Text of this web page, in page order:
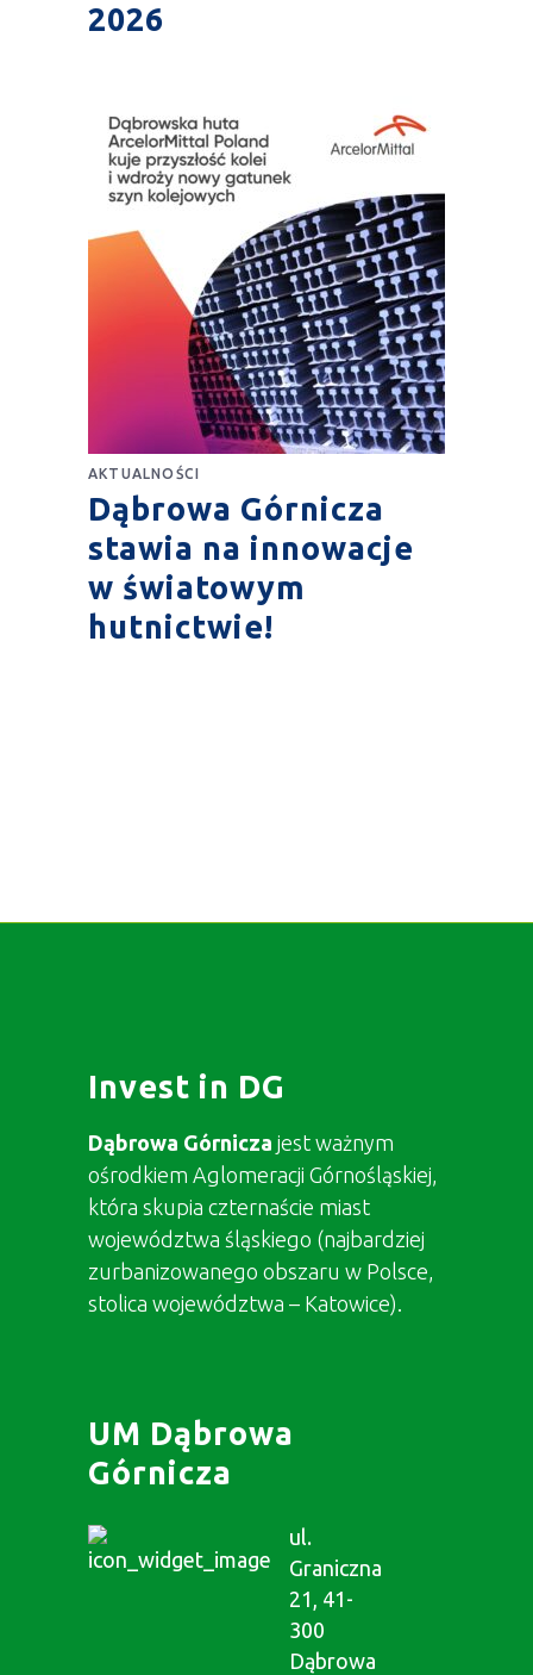
2026
AKTUALNOŚCI
Dąbrowa Górnicza
stawia na innowacje
w światowym
hutnictwie!
Invest in DG
Dąbrowa Górnicza jest ważnym
ośrodkiem Aglomeracji Górnośląskiej,
która skupia czternaście miast
województwa śląskiego (najbardziej
zurbanizowanego obszaru w Polsce,
stolica województwa – Katowice).
UM Dąbrowa
Górnicza
ul.
Graniczna
21, 41-
300
Dąbrowa